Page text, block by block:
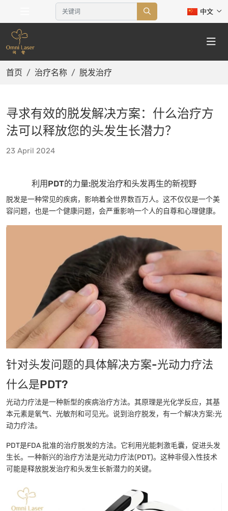
中文
首页 治疗名称 脱发治疗
寻求有效的脱发解决方案：什么治疗方
法可以释放您的头发生长潜力？
23 April 2024
利用PDT的力量:脱发治疗和头发再生的新视野
脱发是一种常见的疾病，影响着全世界数百万人。这不仅仅是一个美
容问题，也是一个健康问题，会严重影响一个人的自尊和心理健康。
针对头发问题的具体解决方案-光动力疗法
什么是PDT?
光动力疗法是一种新型的疾病治疗方法。其原理是光化学反应，其基
本元素是氧气、光敏剂和可见光。说到治疗脱发，有一个解决方案:光
动力疗法。
PDT是FDA 批准的治疗脱发的方法。它利用光能刺激毛囊，促进头发
生长。一种新兴的治疗方法是光动力疗法(PDT)。这种非侵入性技术
可能是释放脱发治疗和头发生长新潜力的关键。